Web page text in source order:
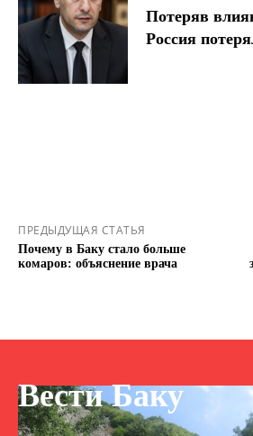
Потеряв
Россия
ПРЕДЫДУЩАЯ СТАТЬЯ
Почему в Баку стало больше
комаров: объяснение врача
Вести Баку